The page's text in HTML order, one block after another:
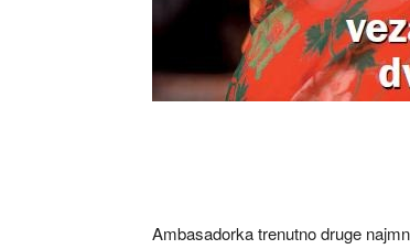
Ambasadorka trenutno druge